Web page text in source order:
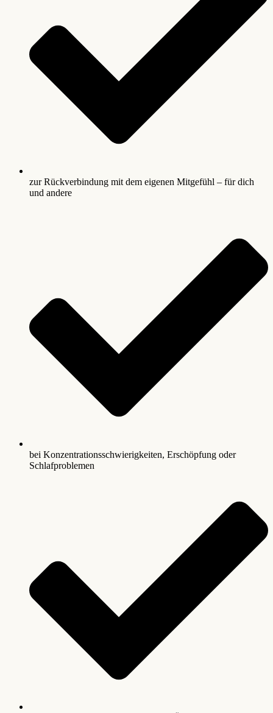
zur Rückverbindung mit dem eigenen Mitgefühl – für dich
und andere
bei Konzentrationsschwierigkeiten, Erschöpfung oder
Schlafproblemen